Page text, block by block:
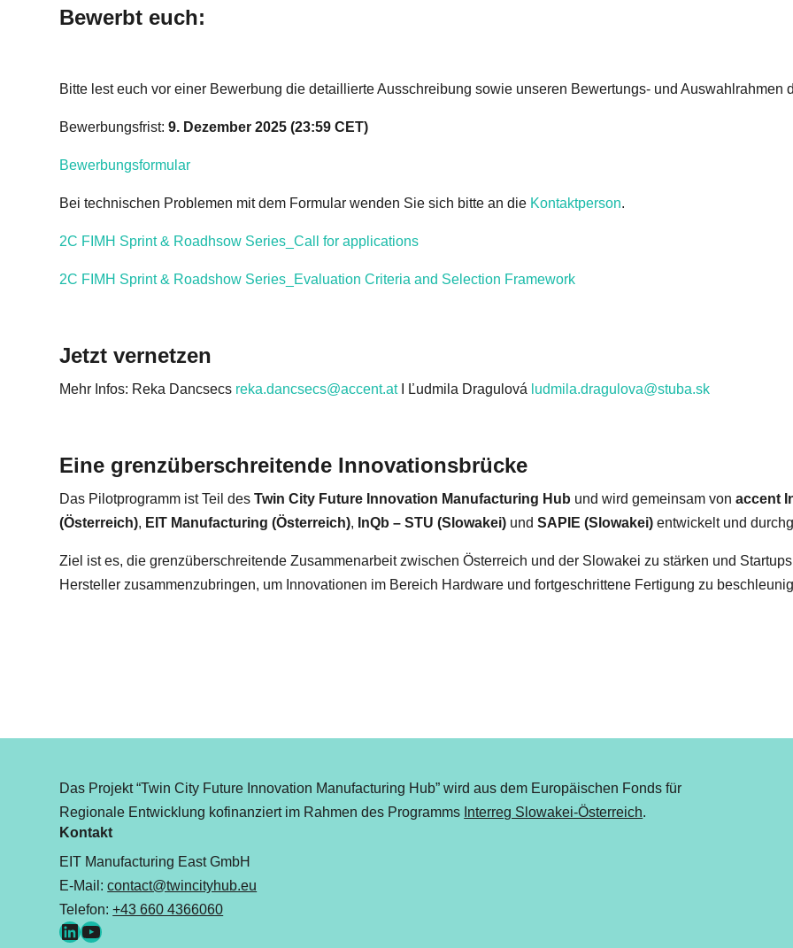
Bewerbt euch:
Bitte lest euch vor einer Bewerbung die detaillierte Ausschreibung sowie unseren Bewertungs- und Auswahlrahmen
Bewerbungsfrist:9. Dezember 2025 (23:59 CET)
Bewerbungsformular
Bei technischen Problemen mit dem Formular wenden Sie sich bitte an die Kontaktperson.
2C FIMH Sprint & Roadhsow Series_Call for applications
2C FIMH Sprint & Roadshow Series_Evaluation Criteria and Selection Framework
Jetzt vernetzen
Mehr Infos: Reka Dancsecs reka.dancsecs@accent.atI Ľudmila Dragulová ludmila.dragulova@stuba.sk
Eine grenzüberschreitende Innovationsbrücke
Das Pilotprogramm ist Teil desTwin City Future Innovation Manufacturing Hub und wird gemeinsam vonaccent
(Österreich), EIT Manufacturing (Österreich), InQb – STU (Slowakei) undSAPIE (Slowakei) entwickelt und
Ziel ist es, die grenzüberschreitende Zusammenarbeit zwischen Österreich und der Slowakei zu stärken und
Hersteller zusammenzubringen, um Innovationen im Bereich Hardware und fortgeschrittene Fertigung zu
Das Projekt “Twin City Future Innovation Manufacturing Hub” wird aus dem Europäischen Fonds für
Regionale Entwicklung kofinanziert im Rahmen des Programms Interreg Slowakei-Österreich.
Kontakt
EIT Manufacturing East GmbH
E-Mail:contact@twincityhub.eu
Telefon:+43 660 4366060
LinkedIn
YouTube